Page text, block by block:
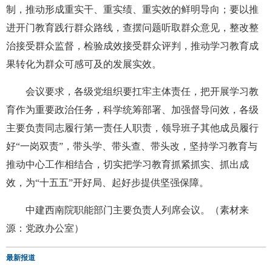
制，推动形成重实干、重实绩、重实效的鲜明导向；要以推
进开门教育践行群众路线，查摆问题听取群众意见，整改整
治接受群众监督，检验成效接受群众评判，推动学习教育成
果转化为群众可感可及的发展实效。
会议要求，各级党组织要扛牢主体责任，把开展学习教
育作为重要政治任务，科学统筹部署、加强督导问效，各级
主要负责同志履行第一责任人职责，领导班子其他成员履行
好“一岗双责”，带头学、带头查、带头改，坚持学习教育与
推动中心工作相结合，切实把学习教育抓紧抓实、抓出成
效，为“十五五”开好局、起好步提供坚强保障。
中建西南院职能部门主要负责人列席会议。（素材来
源：党政办公室）
最新报道